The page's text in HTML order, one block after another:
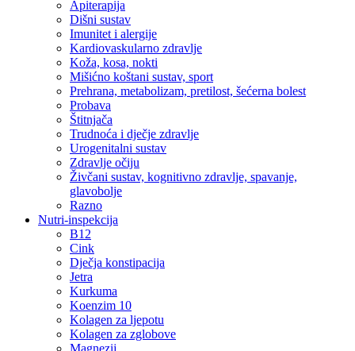
Apiterapija
Dišni sustav
Imunitet i alergije
Kardiovaskularno zdravlje
Koža, kosa, nokti
Mišićno koštani sustav, sport
Prehrana, metabolizam, pretilost, šećerna bolest
Probava
Štitnjača
Trudnoća i dječje zdravlje
Urogenitalni sustav
Zdravlje očiju
Živčani sustav, kognitivno zdravlje, spavanje,
glavobolje
Razno
Nutri-inspekcija
B12
Cink
Dječja konstipacija
Jetra
Kurkuma
Koenzim 10
Kolagen za ljepotu
Kolagen za zglobove
Magnezij